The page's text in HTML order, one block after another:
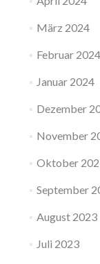
März 2024
Februar 2024
Januar 2024
Dezember
November
Oktober
September
August 2023
Juli 2023